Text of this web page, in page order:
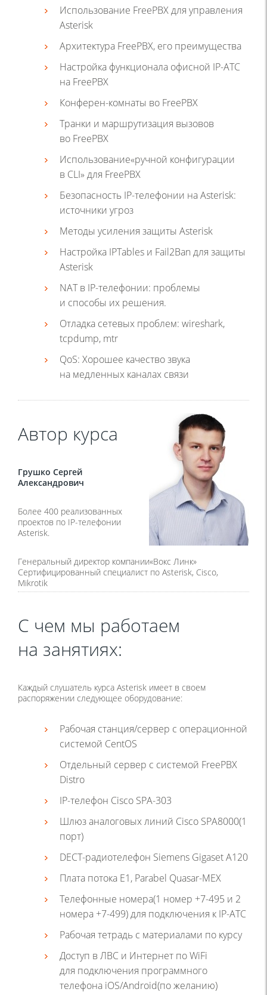
Использование FreePBX для управления
Asterisk
Архитектура FreePBX, его преимущества
Настройка функционала офисной IP-АТС
на FreePBX
Конферен-комнаты во FreePBX
Транки и маршрутизация вызовов
во FreePBX
Использование«ручной конфигурации
в CLI» для FreePBX
Безопасность IP-телефонии на Asterisk:
источники угроз
Методы усиления защиты Asterisk
Настройка IPTables и Fail2Ban для защиты
Asterisk
NAT в IP-телефонии: проблемы
и способы их решения.
Отладка сетевых проблем: wireshark,
tcpdump, mtr
QoS: Хорошее качество звука
на медленных каналах связи
Автор курса
Грушко Сергей
Александрович
Более 400 реализованных
проектов по IP-телефонии
Asterisk.
Генеральный директор компании«Вокс Линк»
Сертифицированный специалист по Asterisk, Cisco,
Mikrotik
С чем мы работаем
на занятиях:
Каждый слушатель курса Asterisk имеет в своем
распоряжении следующее оборудование:
Рабочая станция/сервер с операционной
системой CentOS
Отдельный сервер с системой FreePBX
Distro
IP-телефон Cisco SPA-303
Шлюз аналоговых линий Cisco SPA8000(1
порт)
DECT-радиотелефон Siemens Gigaset A120
Плата потока E1, Parabel Quasar-MEX
Телефонные номера(1 номер +7-495 и 2
номера +7-499) для подключения к IP-АТС
Рабочая тетрадь с материалами по курсу
Доступ в ЛВС и Интернет по WiFi
для подключения программного
телефона iOS/Android(по желанию)